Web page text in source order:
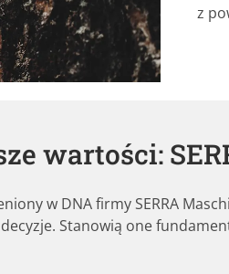
z
wartości:
w DNA firmy SERRA
decyzje. Stanowią one